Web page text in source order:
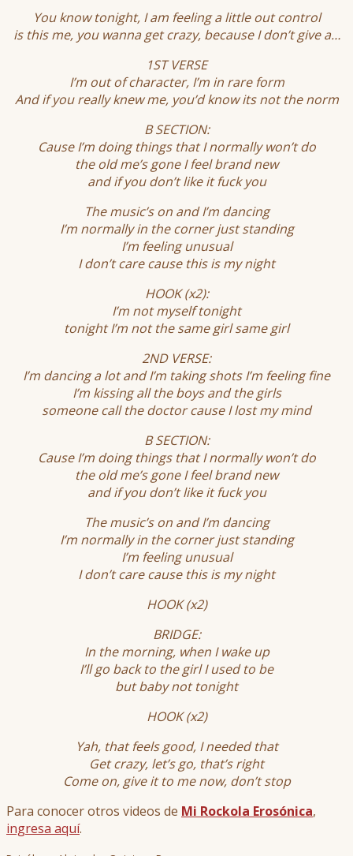
You know tonight, I am feeling a little out control
is this me, you wanna get crazy, because I don’t give a…
1ST VERSE
I’m out of character, I’m in rare form
And if you really knew me, you’d know its not the norm
B SECTION:
Cause I’m doing things that I normally won’t do
the old me’s gone I feel brand new
and if you don’t like it fuck you
The music’s on and I’m dancing
I’m normally in the corner just standing
I’m feeling unusual
I don’t care cause this is my night
HOOK (x2):
I’m not myself tonight
tonight I’m not the same girl same girl
2ND VERSE:
I’m dancing a lot and I’m taking shots I’m feeling fine
I’m kissing all the boys and the girls
someone call the doctor cause I lost my mind
B SECTION:
Cause I’m doing things that I normally won’t do
the old me’s gone I feel brand new
and if you don’t like it fuck you
The music’s on and I’m dancing
I’m normally in the corner just standing
I’m feeling unusual
I don’t care cause this is my night
HOOK (x2)
BRIDGE:
In the morning, when I wake up
I’ll go back to the girl I used to be
but baby not tonight
HOOK (x2)
Yah, that feels good, I needed that
Get crazy, let’s go, that’s right
Come on, give it to me now, don’t stop
Para conocer otros videos de Mi Rockola Erosónica,
ingresa aquí.